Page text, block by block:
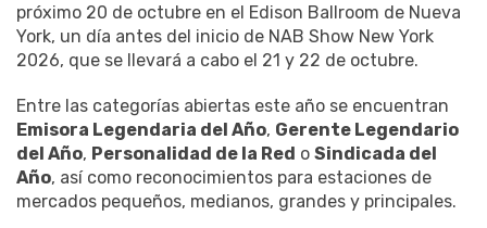
próximo 20 de octubre en el Edison Ballroom de Nueva
York, un día antes del inicio de NAB Show New York
2026, que se llevará a cabo el 21 y 22 de octubre.
Entre las categorías abiertas este año se encuentran
Emisora Legendaria del Año, Gerente Legendario
del Año, Personalidad de la Red o Sindicada del
Año, así como reconocimientos para estaciones de
mercados pequeños, medianos, grandes y principales.